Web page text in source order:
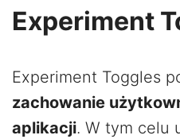
Experiment
Experiment Toggles
zachowanie
aplikacji. W tym celu